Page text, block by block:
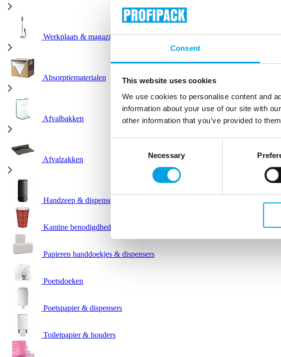
Consent
This website uses cookies
We use cookies to personalise content and
information about your use of our site with
other information that you’ve provided to
Necessary
Werkplaats & magazijn
Absorptiematerialen
Afvalbakken
Afvalzakken
Handzeep & dispensers
Kantine benodigdheden
Papieren handdoekjes & dispensers
Poetsdoeken
Poetspapier & dispensers
Toiletpapier & houders